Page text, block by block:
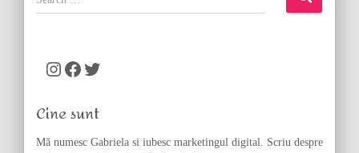
e
o
Instagram Facebook Twitter
Cine sunt
Mă numesc Gabriela si iubesc marketingul digital. Scriu despre